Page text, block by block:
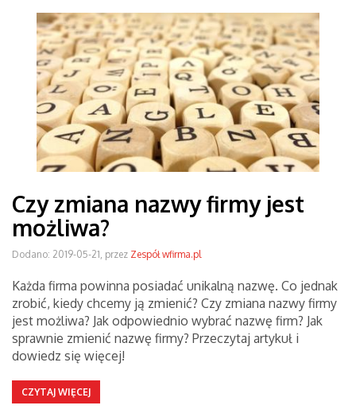
Czy zmiana nazwy firmy jest
możliwa?
Dodano: 2019-05-21, przez Zespół wfirma.pl
Każda firma powinna posiadać unikalną nazwę. Co jednak
zrobić, kiedy chcemy ją zmienić? Czy zmiana nazwy firmy
jest możliwa? Jak odpowiednio wybrać nazwę firm? Jak
sprawnie zmienić nazwę firmy? Przeczytaj artykuł i
dowiedz się więcej!
CZYTAJ WIĘCEJ